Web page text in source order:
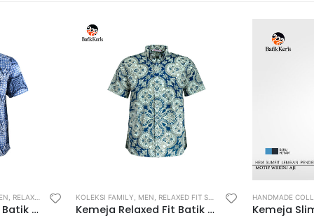
RELAXED FIT SHIRT
Kemeja Relaxed Fit Batik Lengan Pendek Motif Byur
KOLEKSI FAMILY MEN RELAXED FIT SHIRT
Kemeja Relaxed Fit Batik Lengan Pendek Motif Keris Aditya
HANDMADE